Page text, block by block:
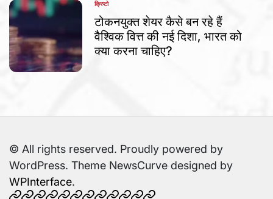
POSTED
IN
क्रिप्टो
टोकनयुक्त शेयर कैसे बन रहे हैं
वैश्विक वित्त की नई दिशा, भारत को
क्या करना चाहिए?
© All rights reserved. Proudly powered by
WordPress. Theme NewsCurve designed by
WPInterface.